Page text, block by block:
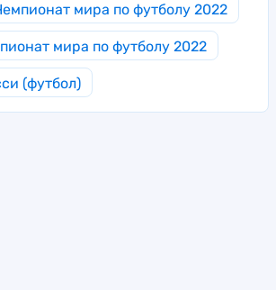
мира по футболу 2022
мира по футболу 2022
(футбол)